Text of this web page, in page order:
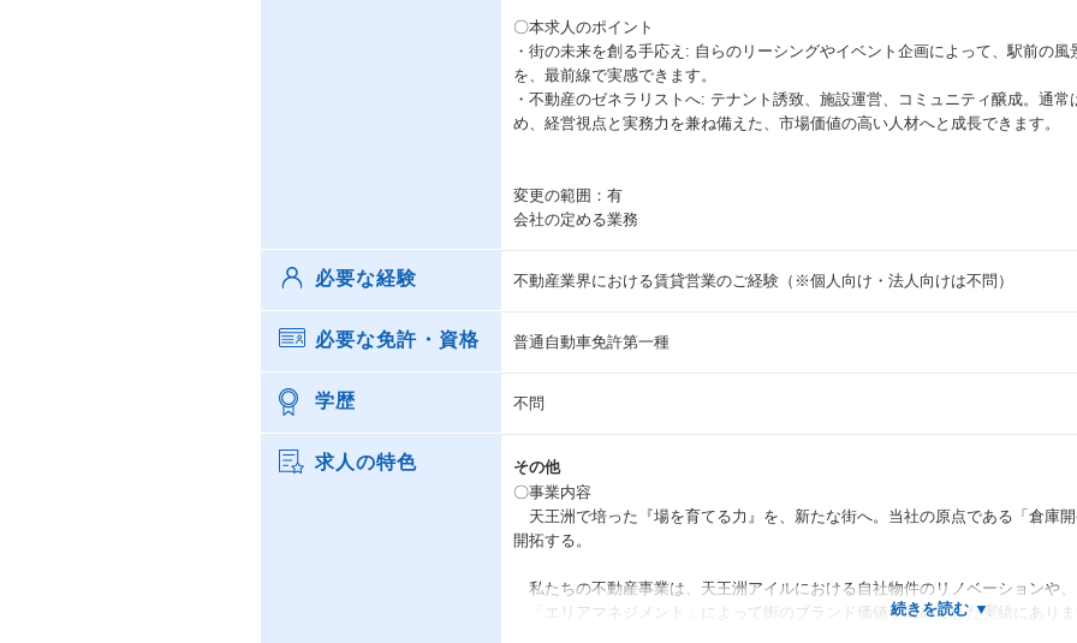
〇本求人のポイント
・街の未来を創る手応え: 自らのリーシングやイベント企画によって、駅前の
を、最前線で実感できます。
・不動産のゼネラリストへ: テナント誘致、施設運営、コミュニティ醸成。通
め、経営視点と実務力を兼ね備えた、市場価値の高い人材へと成長できます。
変更の範囲：有
会社の定める業務
必要な経験 不動産業界における賃貸営業のご経験（※個人向け・法人向けは不問）
必要な免許・資格 普通自動車免許第一種
学歴 不問
求人の特色
その他
〇事業内容
天王洲で培った『場を育てる力』を、新たな街へ。当社の原点である「倉庫
開拓する。
私たちの不動産事業は、天王洲アイルにおける自社物件のリノベーションや
「エリアマネジメント」によって街のブランド価値を高めてきた実績にありま